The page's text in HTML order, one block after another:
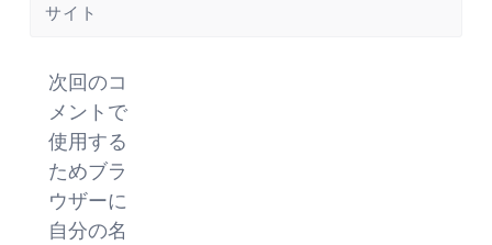
サイト
次回のコ
メントで
使用する
ためブラ
ウザーに
自分の名